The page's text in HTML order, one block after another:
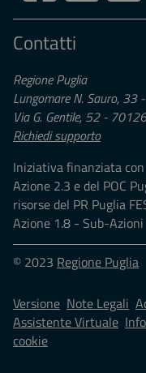
Contatti
Regione Puglia
Lungomare N. Sauro, 33
Via G. Gentile, 52 -
Richiedi supporto
Iniziativa finanziata
Azione 2.3 e del POC
risorse del PR Puglia
Azione 1.8 - Sub-Azioni
© 2023 Regione Puglia
Versione Note Legali
Assistente Virtuale
cookie